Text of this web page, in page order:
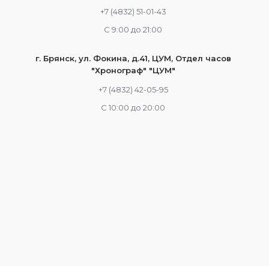
+7 (4832) 51-01-43
С 9:00 до 21:00
г. Брянск, ул. Фокина, д.41, ЦУМ, Отдел часов
"Хронограф" "ЦУМ"
+7 (4832) 42-05-95
С 10:00 до 20:00